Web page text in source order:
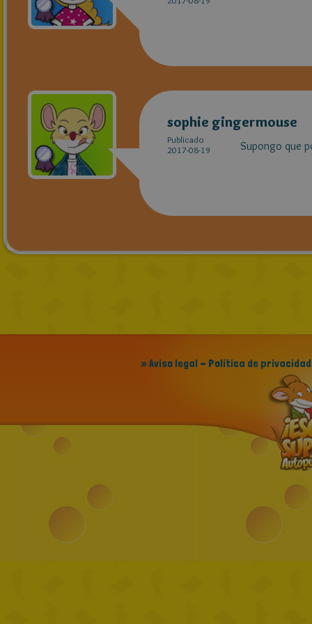
sophie gingermouse
Publicado
2017-08-19
Supongo que
» Aviso legal - Política de privacidad